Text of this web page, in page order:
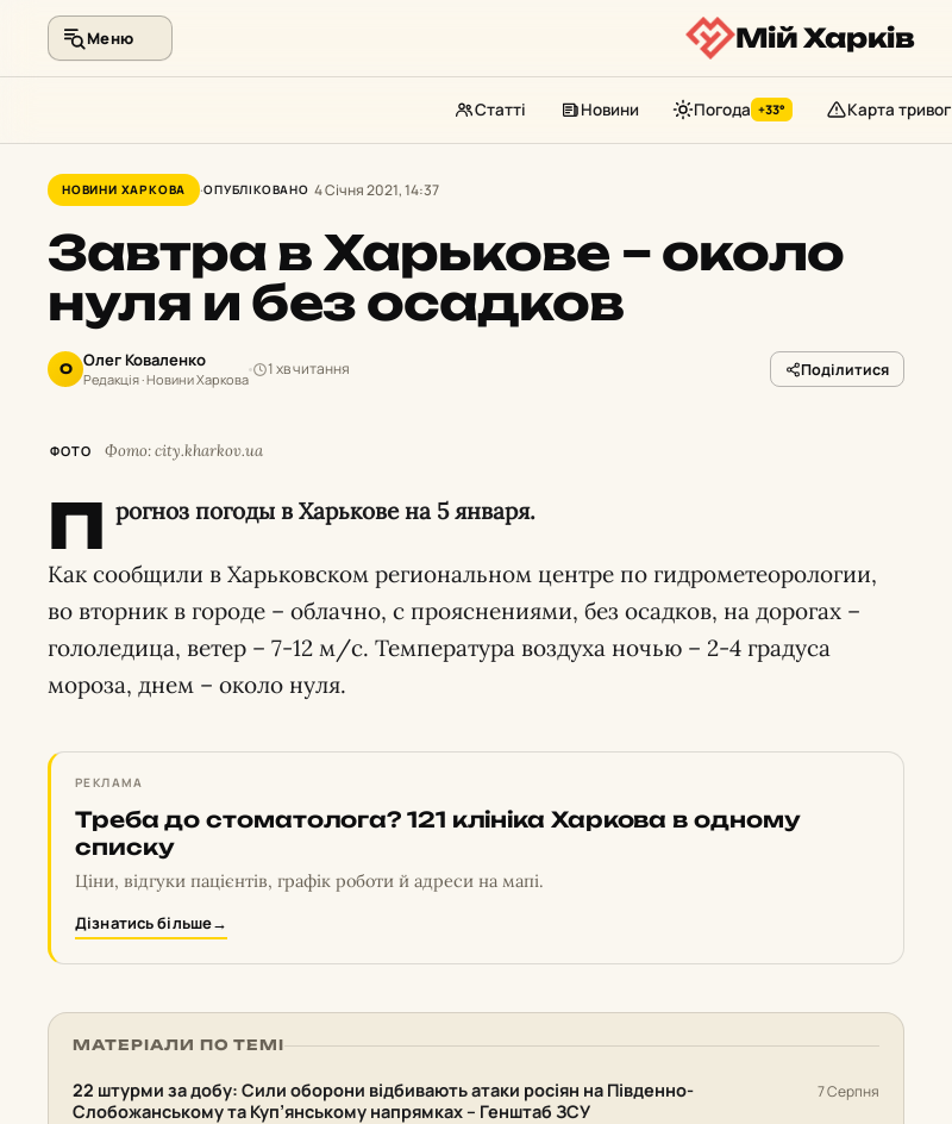
контенту
Меню Мій Харків
Статті Новини Погода +33° Карта тривог
НОВИНИ ХАРКОВА ОПУБЛІКОВАНО 4 Січня 2021, 14:37
Завтра в Харькове – около
нуля и без осадков
О Олег Коваленко
Редакція · Новини Харкова
1 хв читання Поділитися
ФОТО Фото: city.kharkov.ua
П рогноз погоды в Харькове на 5 января.
Как сообщили в Харьковском региональном центре по гидрометеорологии,
во вторник в городе – облачно, с прояснениями, без осадков, на дорогах –
гололедица, ветер – 7-12 м/с. Температура воздуха ночью – 2-4 градуса
мороза, днем – около нуля.
РЕКЛАМА
Треба до стоматолога? 121 клініка Харкова в одному
списку
Ціни, відгуки пацієнтів, графік роботи й адреси на мапі.
Дізнатись більше→
МАТЕРІАЛИ ПО ТЕМІ
22 штурми за добу: Сили оборони відбивають атаки росіян на Південно-
Слобожанському та Куп’янському напрямках – Генштаб ЗСУ
7 Серпня